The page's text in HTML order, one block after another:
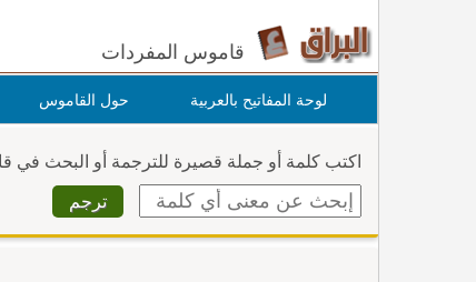
قاموس المفردات
لوحة المفاتيح بالعربية حول القاموس
اكتب كلمة أو جملة قصيرة للترجمة أو البحث في